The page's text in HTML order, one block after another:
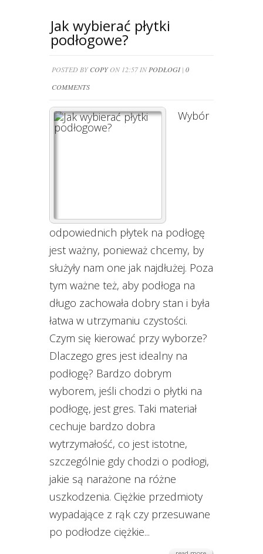
Jak wybierać płytki
podłogowe?
POSTED BY COPYON 12:57 INPODŁOGI| 0
COMMENTS
Wybór
odpowiednich płytek na podłogę
jest ważny, ponieważ chcemy, by
służyły nam one jak najdłużej. Poza
tym ważne też, aby podłoga na
długo zachowała dobry stan i była
łatwa w utrzymaniu czystości.
Czym się kierować przy wyborze?
Dlaczego gres jest idealny na
podłogę? Bardzo dobrym
wyborem, jeśli chodzi o płytki na
podłogę, jest gres. Taki materiał
cechuje bardzo dobra
wytrzymałość, co jest istotne,
szczególnie gdy chodzi o podłogi,
jakie są narażone na różne
uszkodzenia. Ciężkie przedmioty
wypadające z rąk czy przesuwane
po podłodze ciężkie...